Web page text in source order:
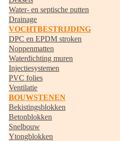
Water- en septische putten
Drainage
VOCHTBESTRIJDING
DPC en EPDM stroken
Noppenmatten
Waterdichting muren
Injectiesystemen
PVC folies
Ventilatie
BOUWSTENEN
Bekistingsblokken
Betonblokken
Snelbouw
Ytongblokken